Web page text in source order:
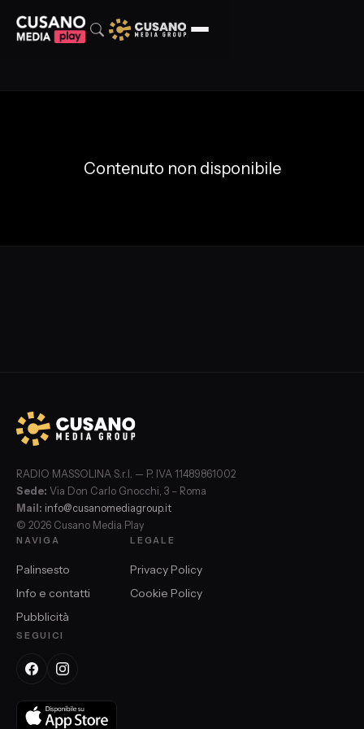
Contenuto non disponibile
RADIO MASSOLINA S.r.l. — P. IVA 11489861002
Sede: Via Don Carlo Gnocchi, 3 – Roma
Mail: info@cusanomediagroup.it
© 2026 Cusano Media Play
NAVIGA
Palinsesto
Info e contatti
Pubblicità
LEGALE
Privacy Policy
Cookie Policy
SEGUICI